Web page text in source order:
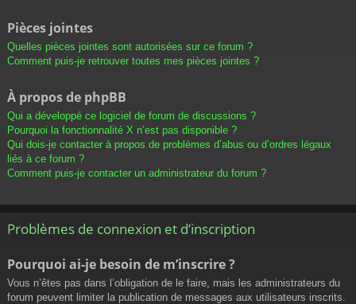
Pièces jointes
Quelles pièces jointes sont autorisées sur ce forum ?
Comment puis-je retrouver toutes mes pièces jointes ?
À propos de phpBB
Qui a développé ce logiciel de forum de discussions ?
Pourquoi la fonctionnalité X n’est pas disponible ?
Qui dois-je contacter à propos de problèmes d’abus ou d’ordres légaux
liés à ce forum ?
Comment puis-je contacter un administrateur du forum ?
Problèmes de connexion et d’inscription
Pourquoi ai-je besoin de m’inscrire ?
Vous n’êtes pas dans l’obligation de le faire, mais les administrateurs du
forum peuvent limiter la publication de messages aux utilisateurs inscrits.